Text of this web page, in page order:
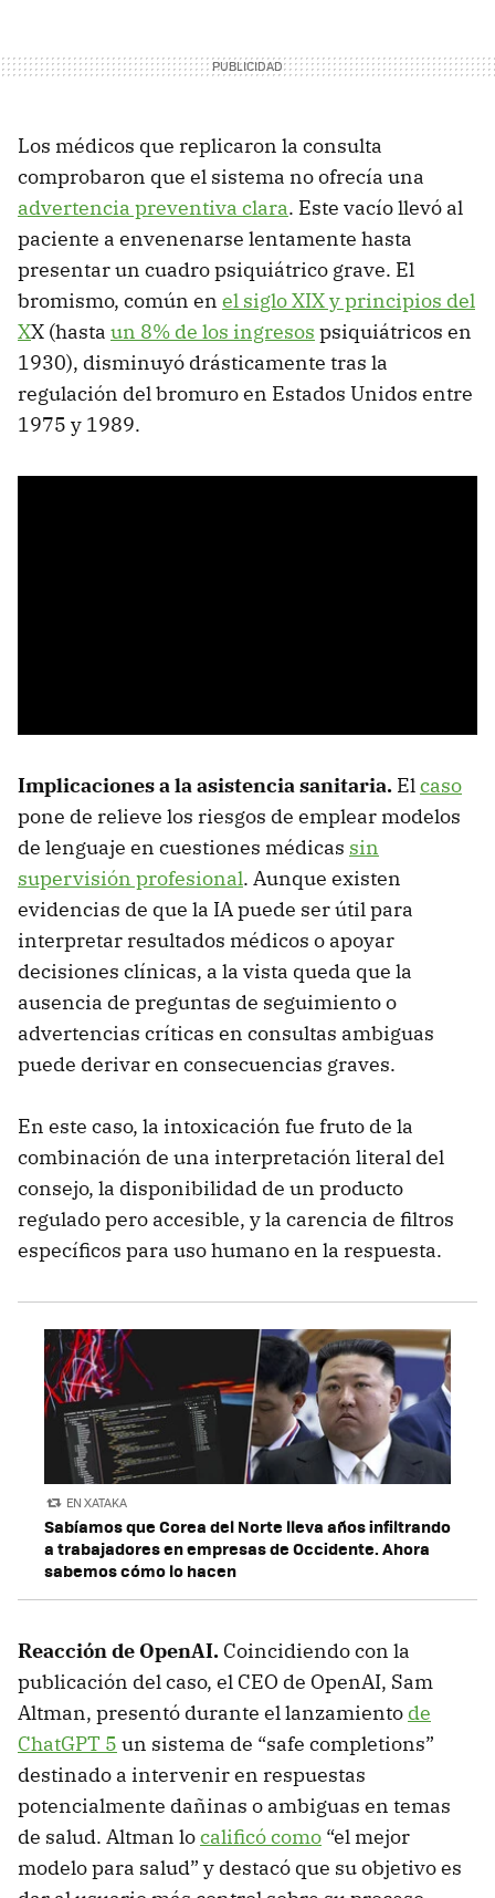
Los médicos que replicaron la consulta
comprobaron que el sistema no ofrecía una
advertencia preventiva clara. Este vacío llevó al
paciente a envenenarse lentamente hasta
presentar un cuadro psiquiátrico grave. El
bromismo, común en el siglo XIX y principios del
XX (hasta un 8% de los ingresos psiquiátricos en
1930), disminuyó drásticamente tras la
regulación del bromuro en Estados Unidos entre
1975 y 1989.
Implicaciones a la asistencia sanitaria. Elcaso
pone de relieve los riesgos de emplear modelos
de lenguaje en cuestiones médicas sin
supervisión profesional. Aunque existen
evidencias de que la IA puede ser útil para
interpretar resultados médicos o apoyar
decisiones clínicas, a la vista queda que la
ausencia de preguntas de seguimiento o
advertencias críticas en consultas ambiguas
puede derivar en consecuencias graves.
En este caso, la intoxicación fue fruto de la
combinación de una interpretación literal del
consejo, la disponibilidad de un producto
regulado pero accesible, y la carencia de filtros
específicos para uso humano en la respuesta.
EN XATAKA
Sabíamos que Corea del Norte lleva años infiltrando
a trabajadores en empresas de Occidente. Ahora
sabemos cómo lo hacen
Reacción de OpenAI. Coincidiendo con la
publicación del caso, el CEO de OpenAI, Sam
Altman, presentó durante el lanzamiento de
ChatGPT 5 un sistema de “safe completions”
destinado a intervenir en respuestas
potencialmente dañinas o ambiguas en temas
de salud. Altman localificó como “el mejor
modelo para salud” y destacó que su objetivo es